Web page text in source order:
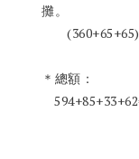
攤。
(360+65+65)/
＊總額：